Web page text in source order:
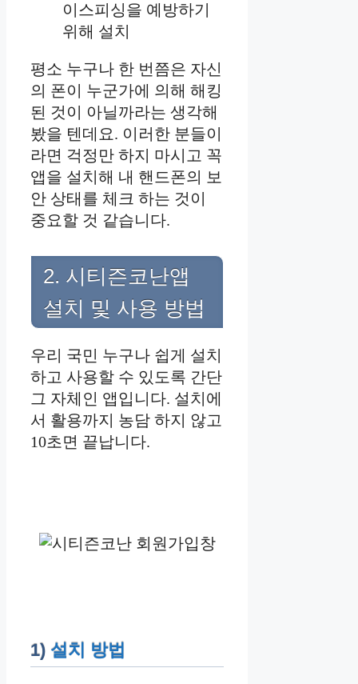
이스피싱을 예방하기
위해 설치
평소 누구나 한 번쯤은 자신
의 폰이 누군가에 의해 해킹
된 것이 아닐까라는 생각해
봤을 텐데요. 이러한 분들이
라면 걱정만 하지 마시고 꼭
앱을 설치해 내 핸드폰의 보
안 상태를 체크 하는 것이
중요할 것 같습니다.
2. 시티즌코난앱
설치 및 사용 방법
우리 국민 누구나 쉽게 설치
하고 사용할 수 있도록 간단
그 자체인 앱입니다. 설치에
서 활용까지 농담 하지 않고
10초면 끝납니다.
1) 설치 방법